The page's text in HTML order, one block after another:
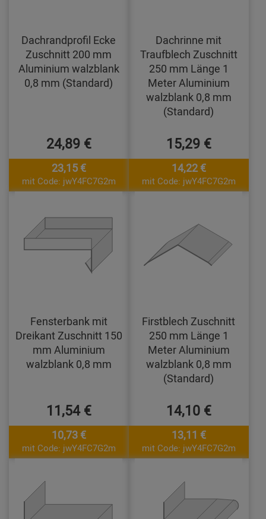
Dachrandprofil Ecke
Zuschnitt 200 mm
Aluminium walzblank
0,8 mm (Standard)
24,89 €
23,15 €
mit Code: jwY4FC7G2m
Dachrinne mit
Traufblech Zuschnitt
250 mm Länge 1
Meter Aluminium
walzblank 0,8 mm
(Standard)
15,29 €
14,22 €
mit Code: jwY4FC7G2m
Fensterbank mit
Dreikant Zuschnitt 150
mm Aluminium
walzblank 0,8 mm
11,54 €
10,73 €
mit Code: jwY4FC7G2m
Firstblech Zuschnitt
250 mm Länge 1
Meter Aluminium
walzblank 0,8 mm
(Standard)
14,10 €
13,11 €
mit Code: jwY4FC7G2m